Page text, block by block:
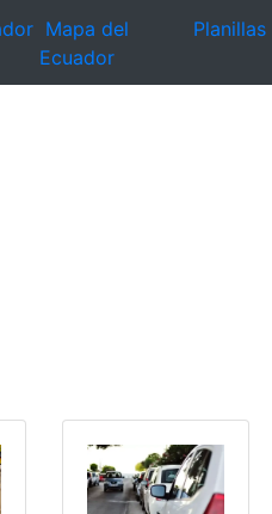
Mapa del
Ecuador
Planillas